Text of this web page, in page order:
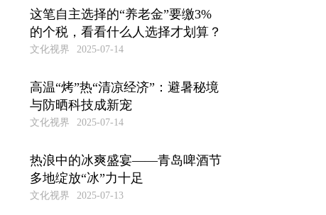
这笔自主选择的“养老金”要缴3%
的个税，看看什么人选择才划算？
文化视界 2025-07-14
高温“烤”热“清凉经济”：避暑秘境
与防晒科技成新宠
文化视界 2025-07-14
热浪中的冰爽盛宴——青岛啤酒节
多地绽放“冰”力十足
文化视界 2025-07-13